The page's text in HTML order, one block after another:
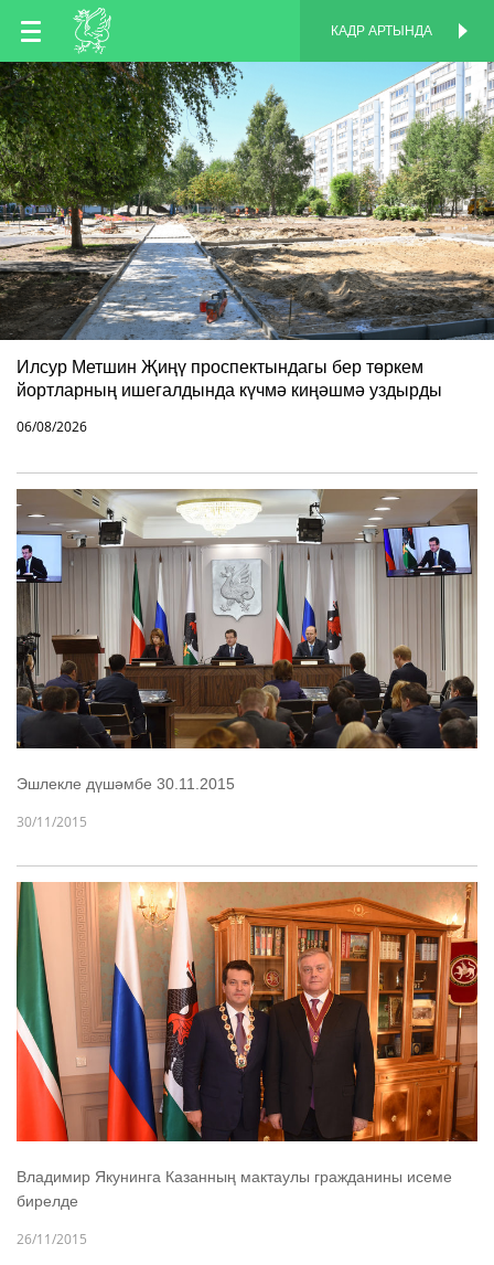
TT
EN
RU
КАДР АРТЫНДА
Илсур Метшин Җиңү проспектындагы бер төркем
йортларның ишегалдында күчмә киңәшмә уздырды
06/08/2026
Эшлекле дүшәмбе 30.11.2015
30/11/2015
Владимир Якунинга Казанның мактаулы гражданины исеме
бирелде
26/11/2015
КАДР АРТЫНДА